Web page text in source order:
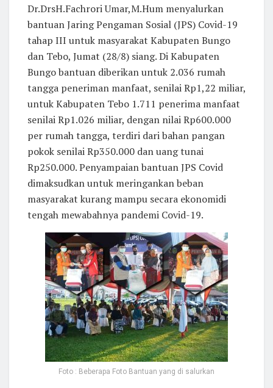
Dr.DrsH.Fachrori Umar,M.Hum menyalurkan
bantuan Jaring Pengaman Sosial (JPS) Covid-19
tahap III untuk masyarakat Kabupaten Bungo
dan Tebo, Jumat (28/8) siang. Di Kabupaten
Bungo bantuan diberikan untuk 2.036 rumah
tangga peneriman manfaat, senilai Rp1,22 miliar,
untuk Kabupaten Tebo 1.711 penerima manfaat
senilai Rp1.026 miliar, dengan nilai Rp600.000
per rumah tangga, terdiri dari bahan pangan
pokok senilai Rp350.000 dan uang tunai
Rp250.000. Penyampaian bantuan JPS Covid
dimaksudkan untuk meringankan beban
masyarakat kurang mampu secara ekonomidi
tengah mewabahnya pandemi Covid-19.
Foto : Beberapa Foto Bantuan yang di salurkan